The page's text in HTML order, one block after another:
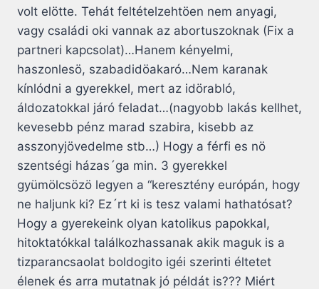
volt elötte. Tehát feltételzehtöen nem anyagi,
vagy családi oki vannak az abortuszoknak (Fix a
partneri kapcsolat)…Hanem kényelmi,
haszonlesö, szabadidöakaró…Nem karanak
kínlódni a gyerekkel, mert az idörabló,
áldozatokkal járó feladat…(nagyobb lakás kellhet,
kevesebb pénz marad szabira, kisebb az
asszonyjövedelme stb…) Hogy a férfi es nö
szentségi házas´ga min. 3 gyerekkel
gyümölcsözö legyen a “keresztény európán, hogy
ne haljunk ki? Ez´rt ki is tesz valami hathatósat?
Hogy a gyerekeink olyan katolikus papokkal,
hitoktatókkal találkozhassanak akik maguk is a
tizparancsaolat boldogito igéi szerinti éltetet
élenek és arra mutatnak jó példát is??? Miért